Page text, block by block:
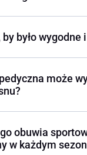
było wygodne
może
obuwia
w każdym